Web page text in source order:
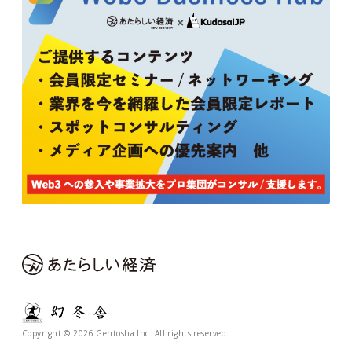
Copyright © 2026 Gentosha Inc. All rights reserved.